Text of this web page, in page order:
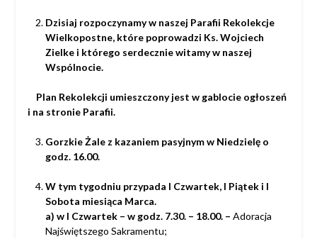
Dzisiaj rozpoczynamy w naszej Parafii Rekolekcje
Wielkopostne, które poprowadzi Ks. Wojciech
Zielke i którego serdecznie witamy w naszej
Wspólnocie.
Plan Rekolekcji umieszczony jest w gablocie ogłoszeń
i na stronie Parafii.
Gorzkie Żale z kazaniem pasyjnym w Niedzielę o
godz. 16.00.
W tym tygodniu przypada I Czwartek, I Piątek i I
Sobota miesiąca Marca.
a) w I Czwartek– w godz. 7.30. – 18.00. – Adoracja
Najświętszego Sakramentu;